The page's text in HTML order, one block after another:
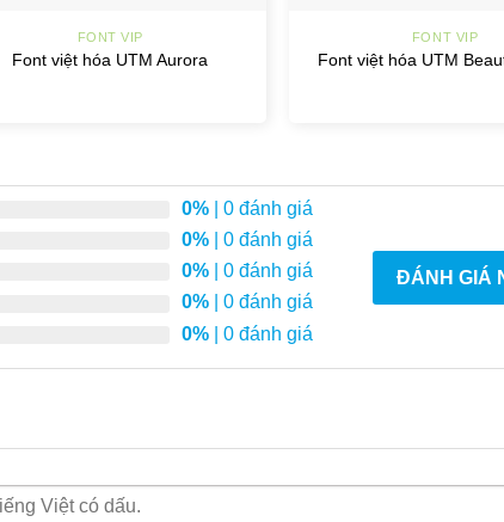
FONT VIP
Font việt hóa UTM Aurora
FONT VIP
Font việt hóa UTM
0%| 0 đánh giá
0%| 0 đánh giá
0%| 0 đánh giá
0%| 0 đánh giá
0%| 0 đánh giá
ĐÁNH GIÁ